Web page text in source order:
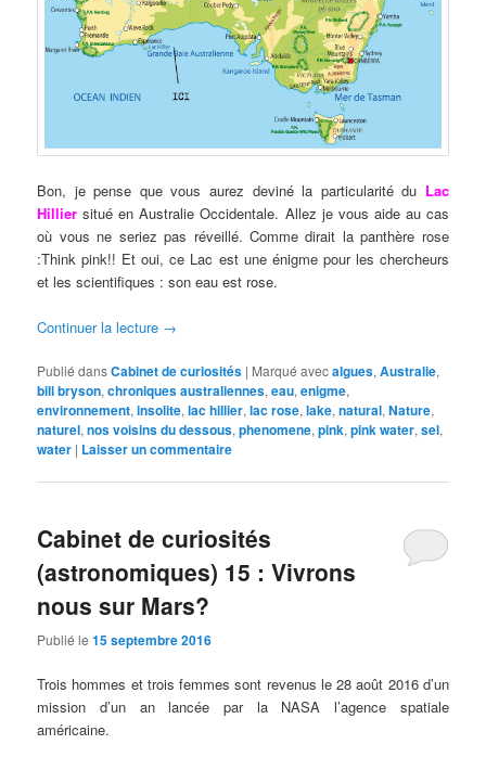
Bon, je pense que vous aurez deviné la particularité du Lac
Hillier situé en Australie Occidentale. Allez je vous aide au cas
où vous ne seriez pas réveillé. Comme dirait la panthère rose
:Think pink!! Et oui, ce Lac est une énigme pour les chercheurs
et les scientifiques : son eau est rose.
Continuer la lecture →
Publié dansCabinet de curiosités | Marqué avecalgues,Australie,
bill bryson,chroniques australiennes,eau,enigme,
environnement,insolite,lac hillier,lac rose,lake,natural,Nature,
naturel,nos voisins du dessous,phenomene,pink,pink water,sel,
water | Laisser un commentaire
Cabinet de curiosités
(astronomiques) 15 : Vivrons
nous sur Mars?
Publié le15 septembre 2016
Trois hommes et trois femmes sont revenus le 28 août 2016 d’un
mission d’un an lancée par la NASA l’agence spatiale
américaine.